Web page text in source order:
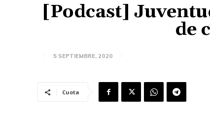
[Podcast]
de
5 SEPTIEMBRE, 2020
Cuota